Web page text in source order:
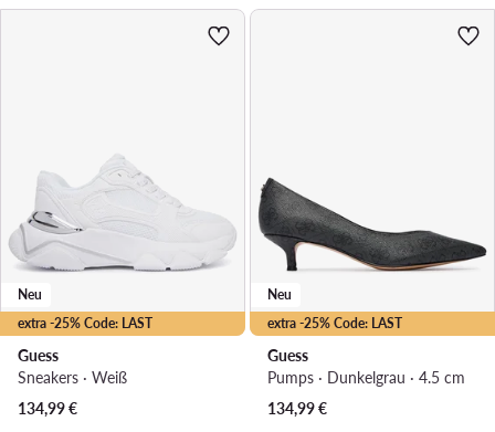
extra -25% Code: LAST
Neu
Guess
Sneakers · Weiß
134,99€
extra -25% Code: LAST
Neu
Guess
Pumps · Dunkelgrau · 4.5 cm
134,99€